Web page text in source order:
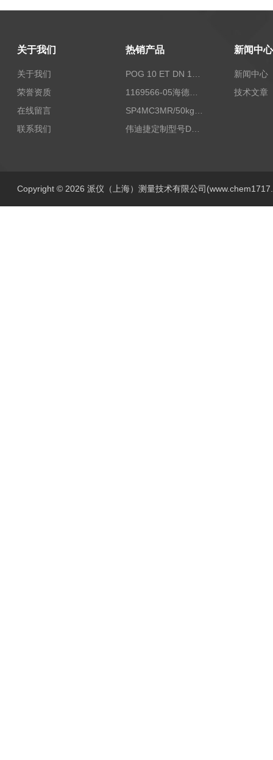
关于我们
关于我们
荣誉资质
在线留言
联系我们
热销产品
1169566-05海德汉西门子编码器现货
伟迪捷定制型号DHM506-5000-002
新闻中心
新闻中心
技术文章
Copyright © 2026 派仪（上海）测量技术有限公司